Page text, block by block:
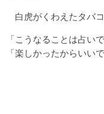
白虎がくわえたタバコ
「こうなることは占い
「楽しかったからいいで